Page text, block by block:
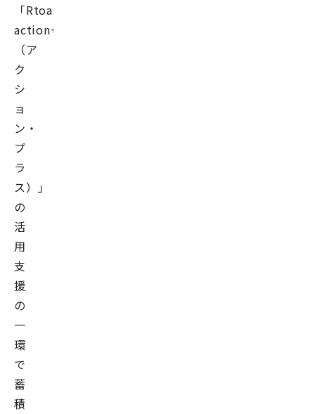
「Rtoaster
action+
（ア
ク
シ
ョ
ン・
プ
ラ
ス）」
の
活
用
支
援
の
一
環
で
蓄
積